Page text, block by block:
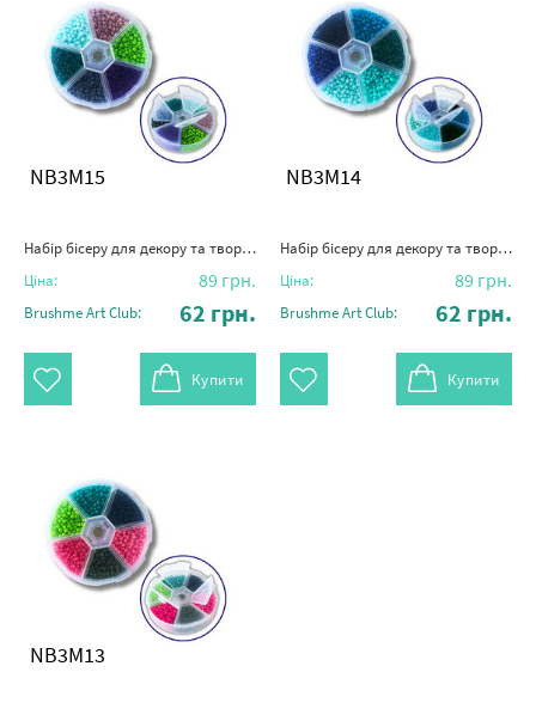
NB3M15
Набір бісеру для декору та творчості 6 - кольоровий 3 мм №15
Ціна: 89 грн.
Brushme Art Club: 62 грн.
Купити
NB3M14
Набір бісеру для декору та творчості 6 - кольоровий 3 мм №14
Ціна: 89 грн.
Brushme Art Club: 62 грн.
Купити
NB3M13